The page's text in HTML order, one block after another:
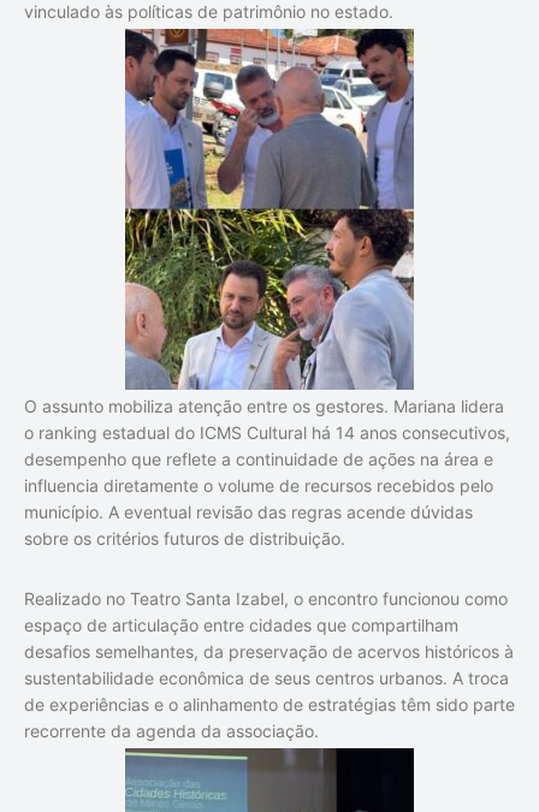
vinculado às políticas de patrimônio no estado.
O assunto mobiliza atenção entre os gestores. Mariana lidera
o ranking estadual do ICMS Cultural há 14 anos consecutivos,
desempenho que reflete a continuidade de ações na área e
influencia diretamente o volume de recursos recebidos pelo
município. A eventual revisão das regras acende dúvidas
sobre os critérios futuros de distribuição.
Realizado no Teatro Santa Izabel, o encontro funcionou como
espaço de articulação entre cidades que compartilham
desafios semelhantes, da preservação de acervos históricos à
sustentabilidade econômica de seus centros urbanos. A troca
de experiências e o alinhamento de estratégias têm sido parte
recorrente da agenda da associação.